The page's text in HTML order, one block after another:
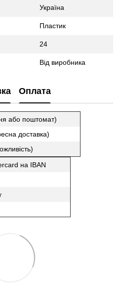
Україна
Пластик
24
Від виробника
Оплата
або поштомат)
доставка)
на IBAN